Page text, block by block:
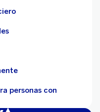
personas con